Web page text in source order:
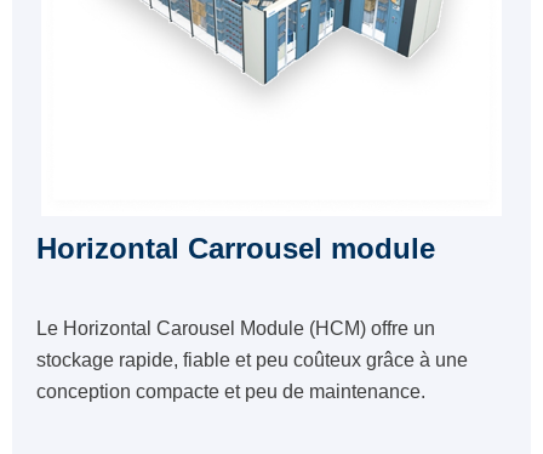
Horizontal Carrousel module
Le Horizontal Carousel Module (HCM) offre un
stockage rapide, fiable et peu coûteux grâce à une
conception compacte et peu de maintenance.